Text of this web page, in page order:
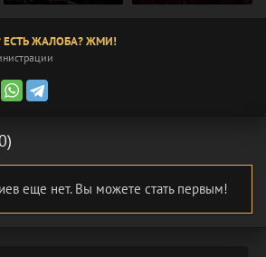
ЖАЛОБА? ЖМИ!
еще нет. Вы можете стать первым!